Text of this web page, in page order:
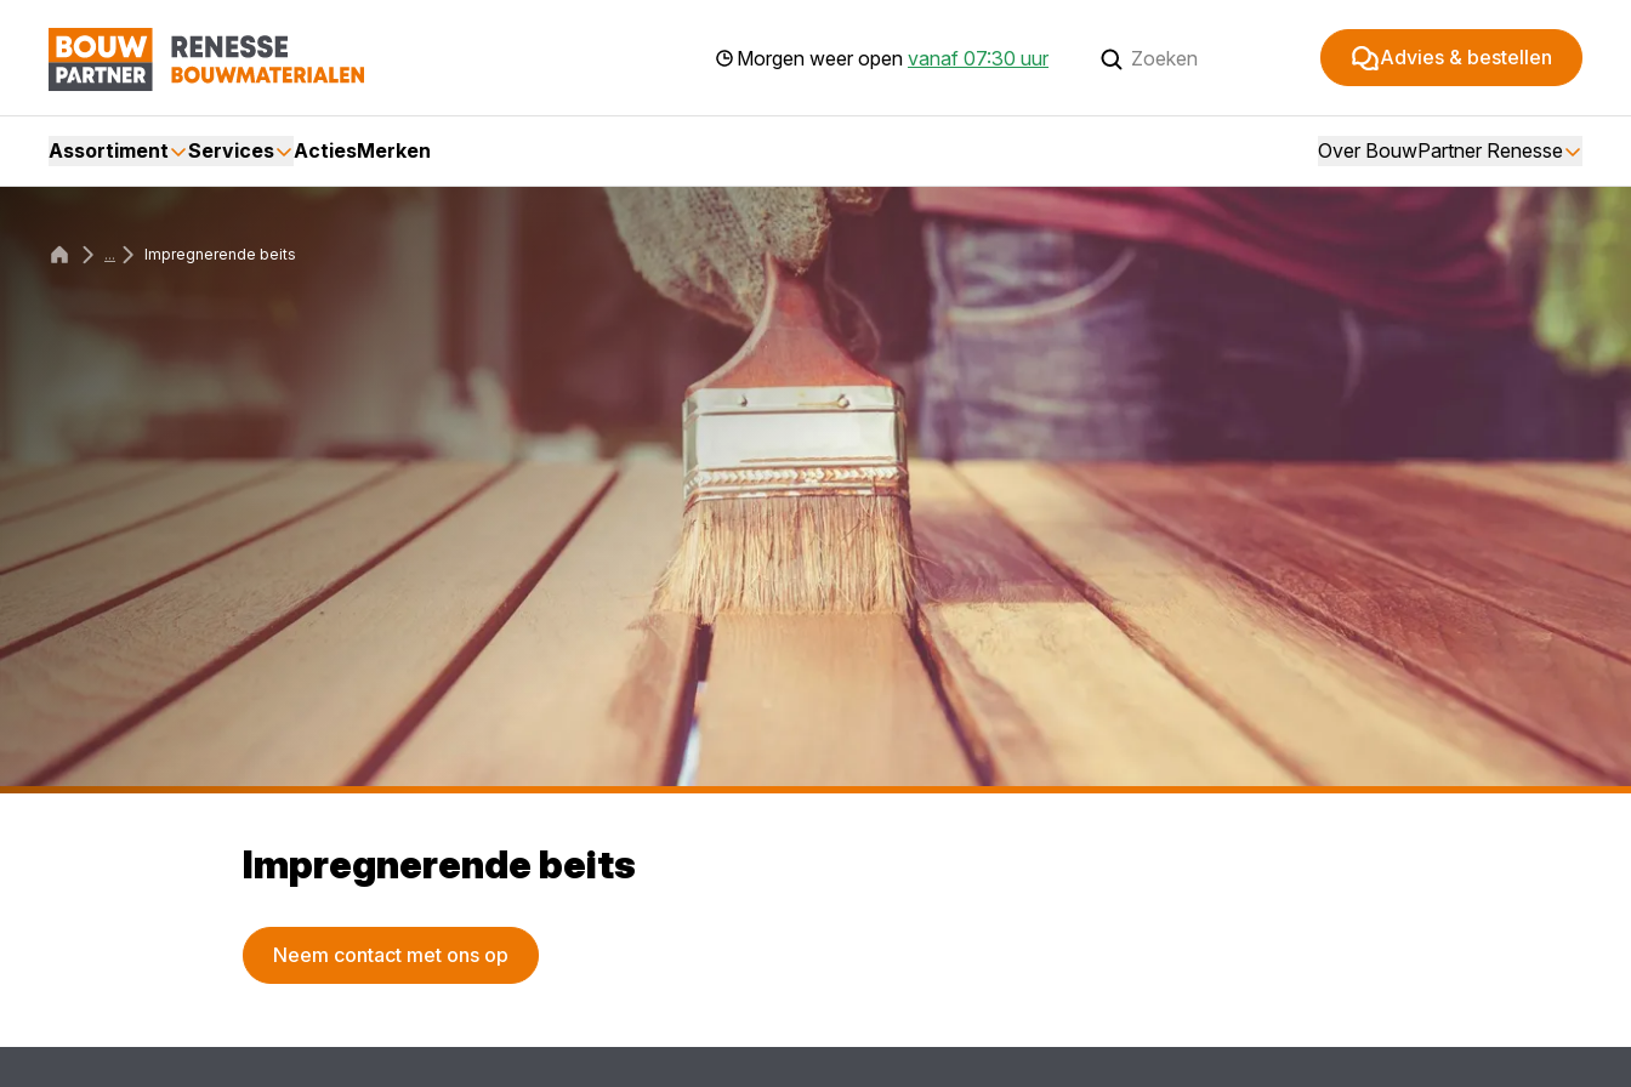
Morgen weer open vanaf 07:30 uur Advies & bestellen
Assortiment Services ActiesMerken Over BouwPartner Renesse
... Impregnerende beits
Impregnerende beits
Neem contact met ons op